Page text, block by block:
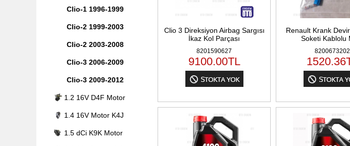
Clio-1 1996-1999
Clio-2 1999-2003
Clio-2 2003-2008
Clio-3 2006-2009
Clio-3 2009-2012
1.2 16V D4F Motor
1.4 16V Motor K4J
1.5 dCi K9K Motor
Clio 3 Direksiyon Airbag Sargısı
İkaz Kol Parçası
8201590627
9100.00TL
Renault Krank
Soketi Kablolu
8200673202
1520.36